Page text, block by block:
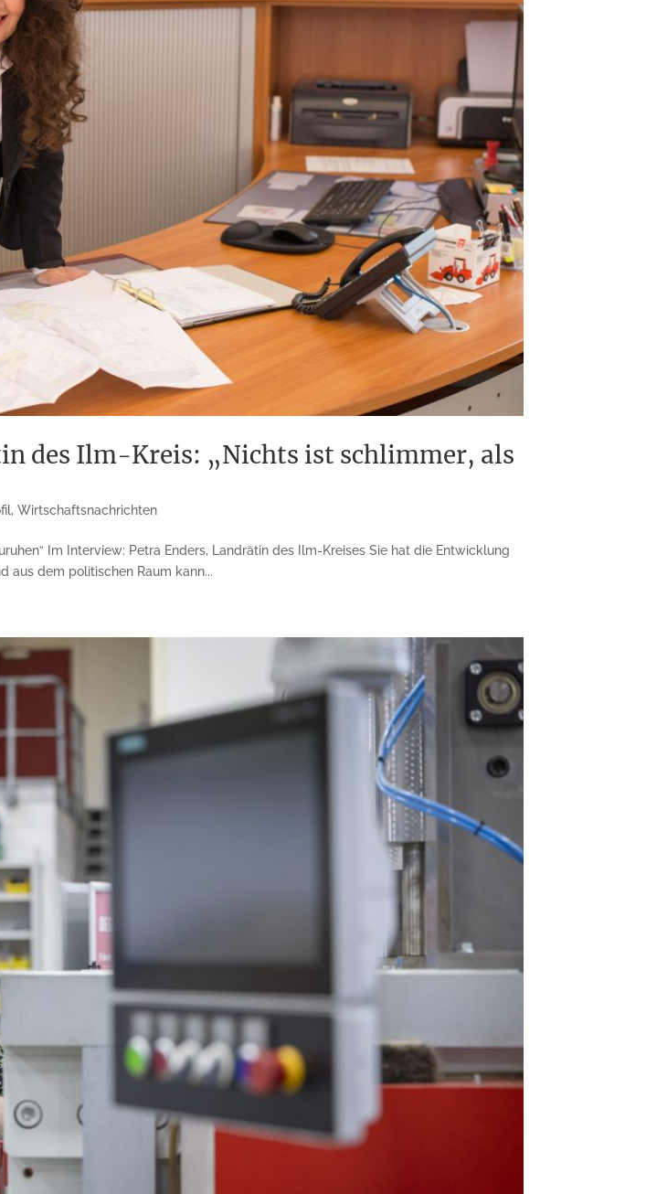
des Ilm-Kreis: „Nichts ist schlimmer, als
,Wirtschaftsnachrichten
Im Interview: Petra Enders, Landrätin des Ilm-Kreises Sie hat die Entwicklung
aus dem politischen Raum kann...